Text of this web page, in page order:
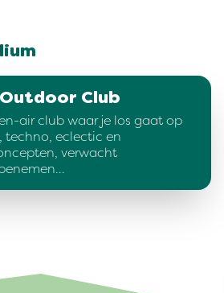
Club
air club waar je los gaat op
techno, eclectic en
verwacht